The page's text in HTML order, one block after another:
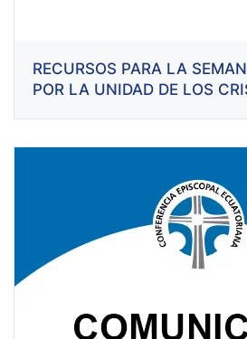
RECURSOS PARA LA
POR LA UNIDAD DE LOS